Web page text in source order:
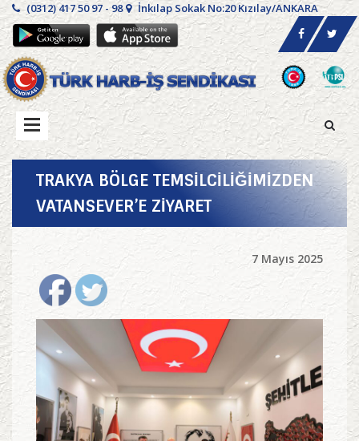
(0312) 417 50 97 - 98 İnkılap Sokak No:20 Kızılay/ANKARA
TRAKYA BÖLGE TEMSİLCİLİĞİMİZDEN
VATANSEVER’E ZİYARET
7 Mayıs 2025